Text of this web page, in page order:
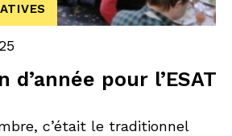
pour l’ESAT
c’était le traditionnel